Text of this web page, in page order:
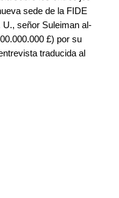
sede de la FIDE
U., señor Suleiman al-
£) por su
traducida al